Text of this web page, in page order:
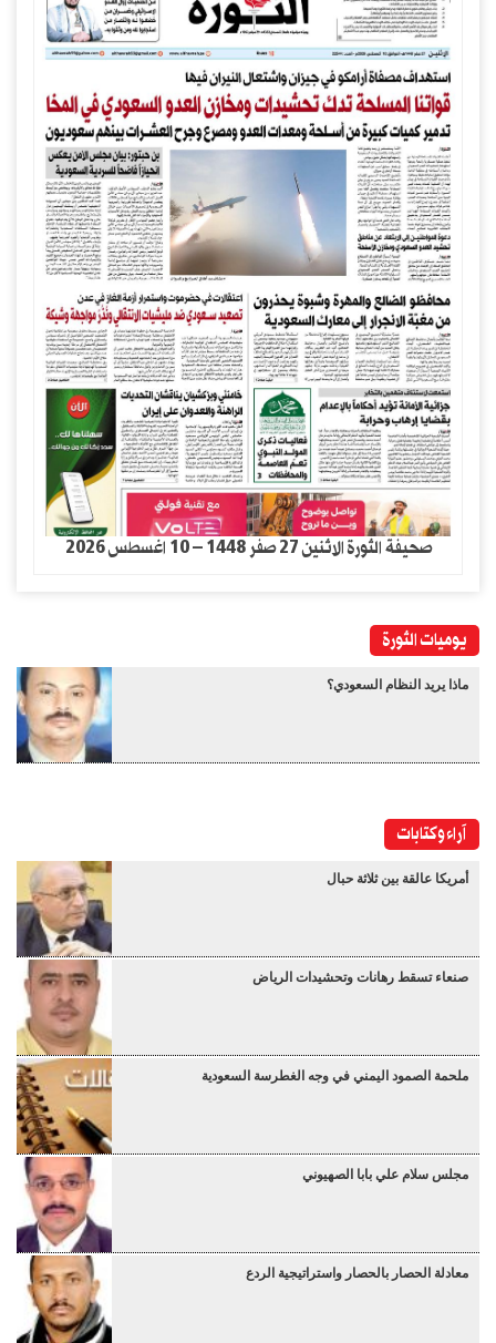
صحيفة الثورة الاثنين 27 صفر 1448 – 10 اغسطس 2026
يوميات الثورة
ماذا يريد النظام السعودي؟
آراء وكتابات
أمريكا عالقة بين ثلاثة حبال
صنعاء تسقط رهانات وتحشيدات الرياض
ملحمة الصمود اليمني في وجه الغطرسة السعودية
مجلس سلام علي بابا الصهيوني
معادلة الحصار بالحصار واستراتيجية الردع